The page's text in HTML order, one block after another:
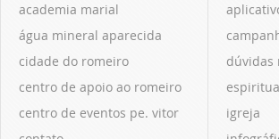
academia marial
água mineral aparecida
cidade do romeiro
centro de apoio ao romeiro
centro de eventos pe. vitor
dúvidas
igreja